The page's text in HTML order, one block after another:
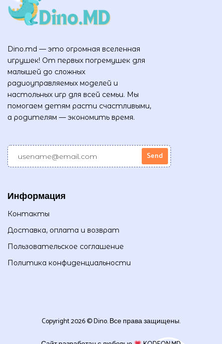
Dino.md — это огромная вселенная
игрушек! От первых погремушек для
малышей до сложных
радиоуправляемых моделей и
настольных игр для всей семьи. Мы
помогаем детям расти счастливыми,
а родителям — экономить время.
Информация
Контакты
Доставка, оплата и возврат
Пользовательское соглашение
Политика конфиденциальности
Copyright 2026 © Dino. Все права защищены.